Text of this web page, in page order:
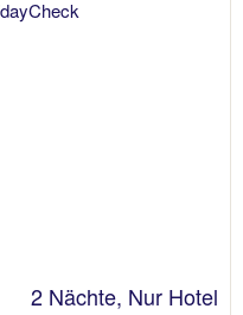
2 Nächte, Nur Hotel